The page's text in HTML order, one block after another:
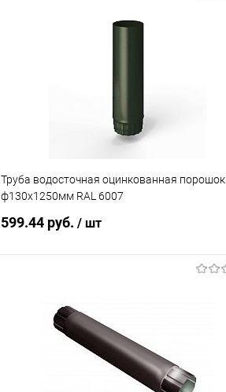
Труба водосточная оцинкованная порошок
ф130х1250мм RAL 6007
599.44 руб. / шт
Купить в 1 клик
Под заказ